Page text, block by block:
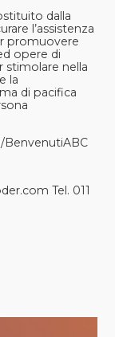
dalla
l’assistenza
promuovere
opere di
stimolare nella
la
di pacifica
Tel. 011